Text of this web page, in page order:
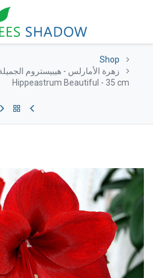
Shop
Hippeastrum Beautiful - 35 cm